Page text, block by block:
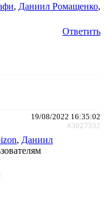
, Даниил Ромащенко,
Ответить
19/08/2022 16:35:02
#3027332
, Даниил